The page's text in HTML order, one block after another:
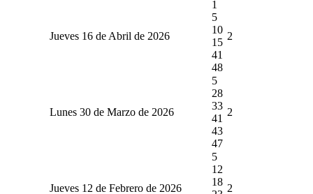
Jueves 16 de Abril de 2026
1
5
10
15
41
48
2
Lunes 30 de Marzo de 2026
5
28
33
41
43
47
2
Jueves 12 de Febrero de 2026
5
12
18
2